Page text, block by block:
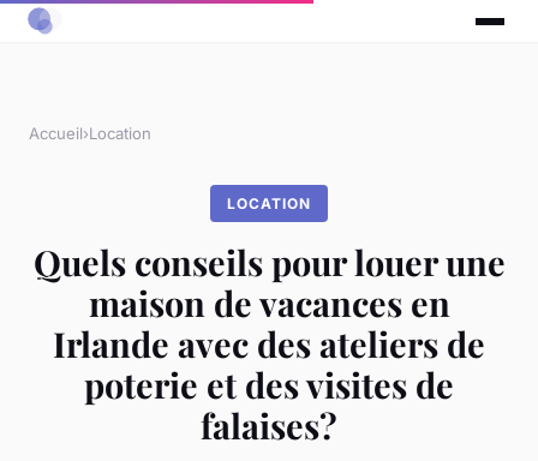
Accueil›Location
LOCATION
Quels conseils pour louer une
maison de vacances en
Irlande avec des ateliers de
poterie et des visites de
falaises?